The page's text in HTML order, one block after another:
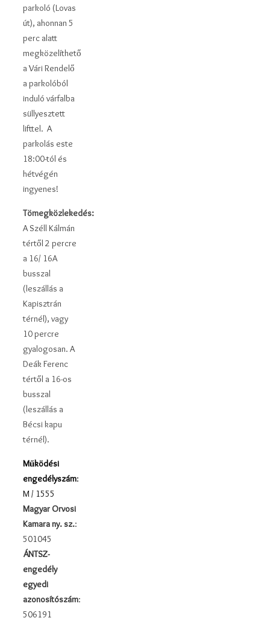
parkoló (Lovas
út), ahonnan 5
perc alatt
megközelíthető
a Vári Rendelő
a parkolóból
induló várfalba
süllyesztett
lifttel. A
parkolás este
18:00-tól és
hétvégén
ingyenes!
Tömegközlekedés:
A Széll Kálmán
tértől 2 percre
a 16/ 16A
busszal
(leszállás a
Kapisztrán
térnél), vagy
10 percre
gyalogosan. A
Deák Ferenc
tértől a 16-os
busszal
(leszállás a
Bécsi kapu
térnél).
Működési
engedélyszám:
M / 1555
Magyar Orvosi
Kamara ny. sz.:
501045
ÁNTSZ-
engedély
egyedi
azonosítószám:
506191